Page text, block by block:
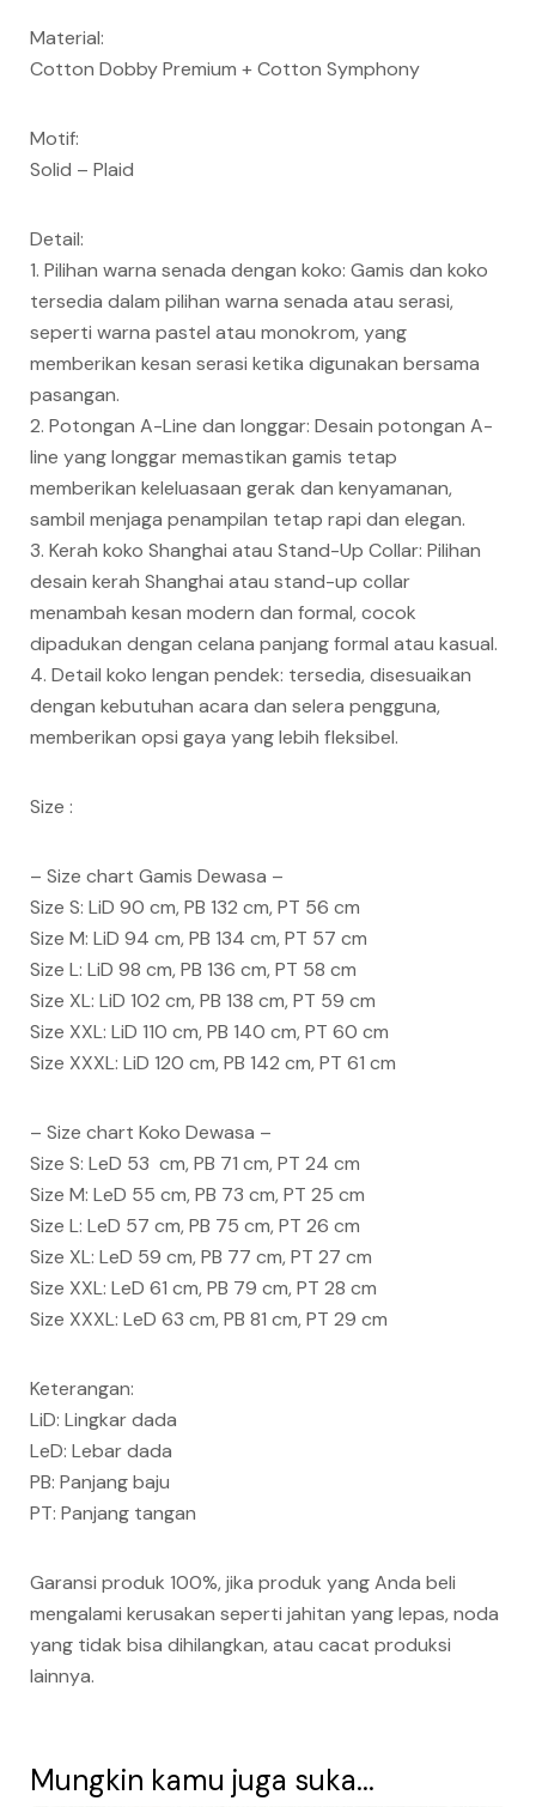
Material:
Cotton Dobby Premium + Cotton Symphony
Motif:
Solid – Plaid
Detail:
1. Pilihan warna senada dengan koko: Gamis dan koko
tersedia dalam pilihan warna senada atau serasi,
seperti warna pastel atau monokrom, yang
memberikan kesan serasi ketika digunakan bersama
pasangan.
2. Potongan A-Line dan longgar: Desain potongan A-
line yang longgar memastikan gamis tetap
memberikan keleluasaan gerak dan kenyamanan,
sambil menjaga penampilan tetap rapi dan elegan.
3. Kerah koko Shanghai atau Stand-Up Collar: Pilihan
desain kerah Shanghai atau stand-up collar
menambah kesan modern dan formal, cocok
dipadukan dengan celana panjang formal atau kasual.
4. Detail koko lengan pendek: tersedia, disesuaikan
dengan kebutuhan acara dan selera pengguna,
memberikan opsi gaya yang lebih fleksibel.
Size :
– Size chart Gamis Dewasa –
Size S: LiD 90 cm, PB 132 cm, PT 56 cm
Size M: LiD 94 cm, PB 134 cm, PT 57 cm
Size L: LiD 98 cm, PB 136 cm, PT 58 cm
Size XL: LiD 102 cm, PB 138 cm, PT 59 cm
Size XXL: LiD 110 cm, PB 140 cm, PT 60 cm
Size XXXL: LiD 120 cm, PB 142 cm, PT 61 cm
– Size chart Koko Dewasa –
Size S: LeD 53 cm, PB 71 cm, PT 24 cm
Size M: LeD 55 cm, PB 73 cm, PT 25 cm
Size L: LeD 57 cm, PB 75 cm, PT 26 cm
Size XL: LeD 59 cm, PB 77 cm, PT 27 cm
Size XXL: LeD 61 cm, PB 79 cm, PT 28 cm
Size XXXL: LeD 63 cm, PB 81 cm, PT 29 cm
Keterangan:
LiD: Lingkar dada
LeD: Lebar dada
PB: Panjang baju
PT: Panjang tangan
Garansi produk 100%, jika produk yang Anda beli
mengalami kerusakan seperti jahitan yang lepas, noda
yang tidak bisa dihilangkan, atau cacat produksi
lainnya.
Mungkin kamu juga suka...